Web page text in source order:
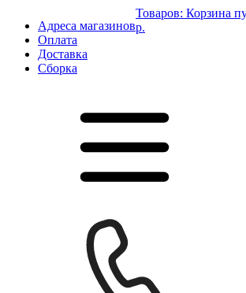
Адреса магазинов
Оплата
Доставка
Сборка
Товаров: Корзина
р.